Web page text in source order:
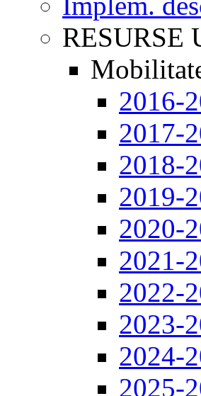
RESURSE
2016-
2017-
2018-
2019-
2020-
2021-
2022-
2023-
2024-
2025-